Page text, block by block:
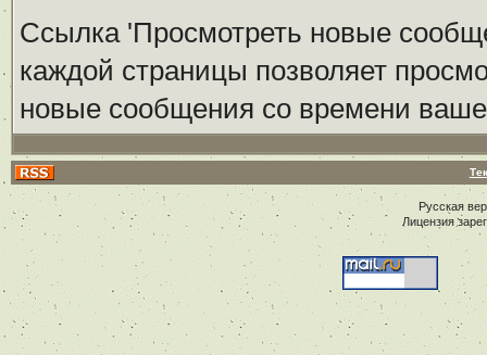
Ссылка 'Просмотреть новые
каждой страницы позволяет
новые сообщения со времени
Русская
Лицензия